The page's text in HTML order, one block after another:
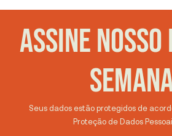
ASSINE
Seus dados estão protegidos de
Proteção de Dados